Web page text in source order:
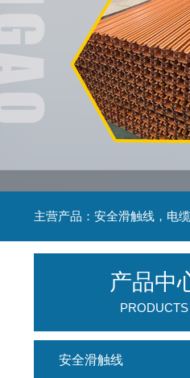
主营产品：安全滑触线，电
产品中
PRODUCTS
安全滑触线